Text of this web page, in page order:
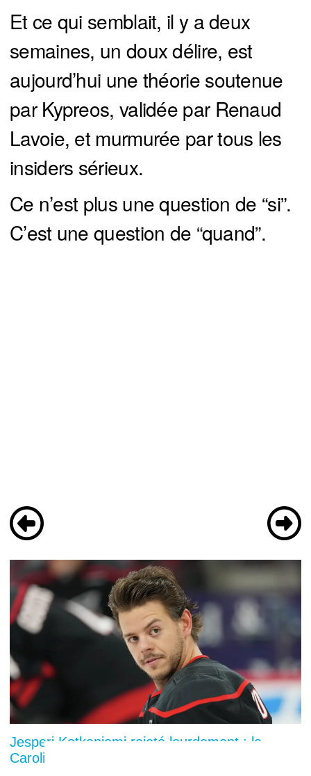
Et ce qui semblait, il y a deux
semaines, un doux délire, est
aujourd’hui une théorie soutenue
par Kypreos, validée par Renaud
Lavoie, et murmurée par tous les
insiders sérieux.
Ce n’est plus une question de “si”.
C’est une question de “quand”.
Jesperi Kotkaniemi rejeté lourdement : la
Caroline pose un geste glaçant